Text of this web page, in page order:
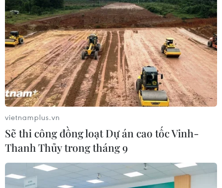
vietnamplus.vn
Sẽ thi công đồng loạt Dự án cao tốc Vinh-
Thanh Thủy trong tháng 9